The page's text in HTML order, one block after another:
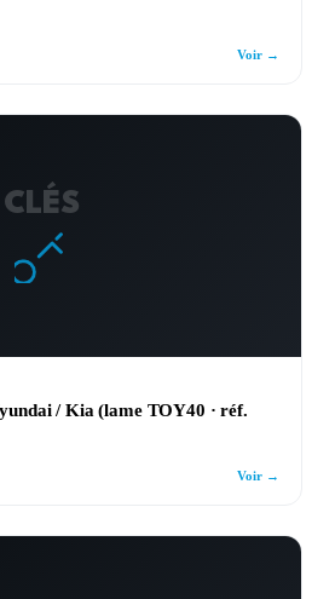
Voir →
CLÉS
/ Kia (lame TOY40 · réf.
Voir →